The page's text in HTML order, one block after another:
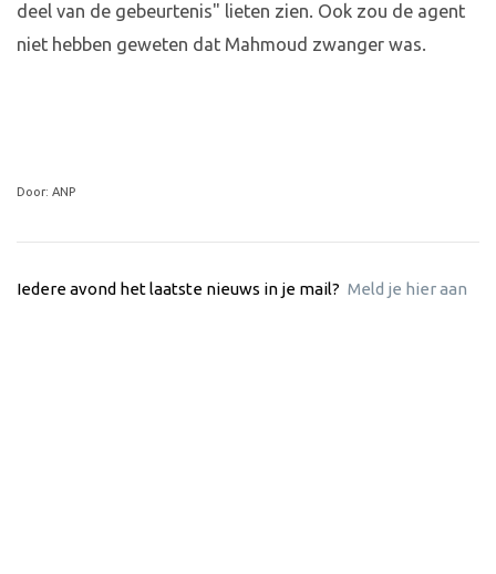
deel van de gebeurtenis" lieten zien. Ook zou de agent
niet hebben geweten dat Mahmoud zwanger was.
Door: ANP
Iedere avond het laatste nieuws in je mail? Meld je hier aan